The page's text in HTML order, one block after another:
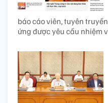
báo cáo viên, tuyên
ứng được yêu cầu nhiệm